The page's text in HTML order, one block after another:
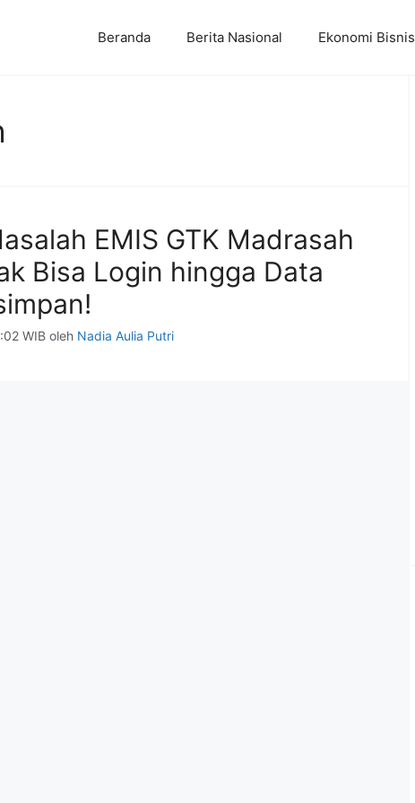
Beranda Berita Nasional Ekonomi Bisnis
EMIS GTK Madrasah
Bisa Login hingga Data
WIB oleh Nadia Aulia Putri